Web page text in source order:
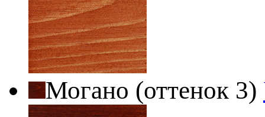
Могано (оттенок 3)